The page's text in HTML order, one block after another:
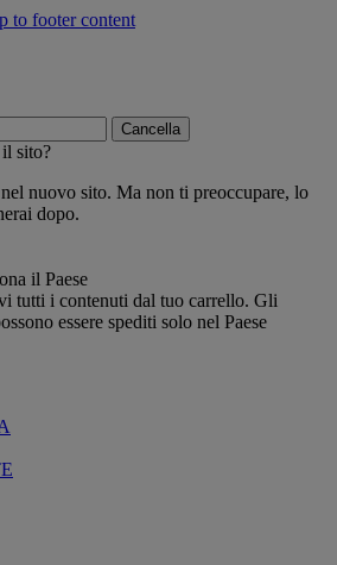
to footer content
Cancella
sito?
nuovo sito. Ma non ti preoccupare, lo
dopo.
il Paese
tutti i contenuti dal tuo carrello. Gli
essere spediti solo nel Paese